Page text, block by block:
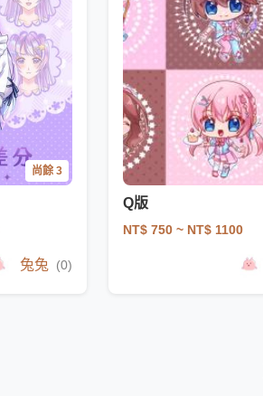
尚餘 3
兔兔 (0)
Q版
NT$ 750 ~ NT$ 1100